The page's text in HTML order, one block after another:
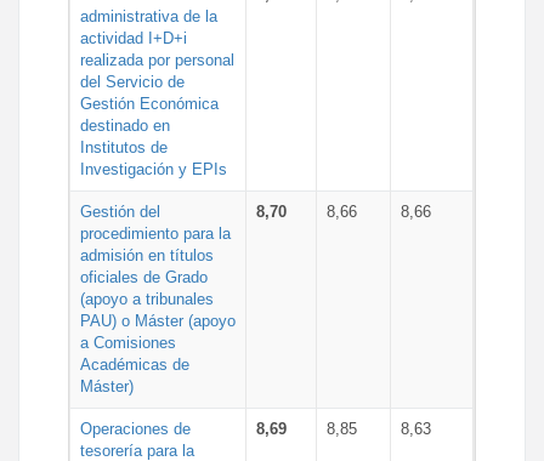
administrativa de la
actividad I+D+i
realizada por personal
del Servicio de
Gestión Económica
destinado en
Institutos de
Investigación y EPIs
Gestión del
procedimiento para la
admisión en títulos
oficiales de Grado
(apoyo a tribunales
PAU) o Máster (apoyo
a Comisiones
Académicas de
Máster)
8,70 8,66 8,66
Operaciones de
tesorería para la
8,69 8,85 8,63